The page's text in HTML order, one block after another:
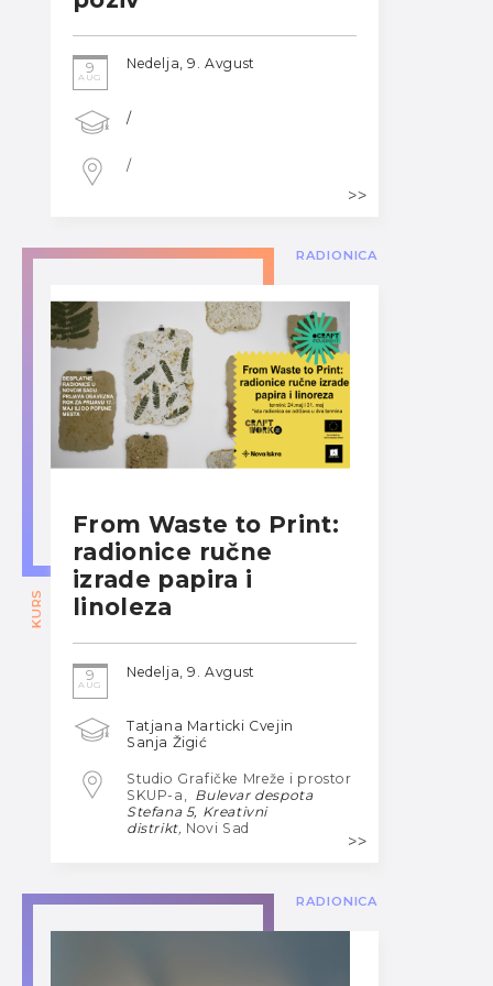
9
AUG
Nedelja, 9. Avgust
/
/
RADIONICA
KURS
From Waste to Print:
radionice ručne
izrade papira i
linoleza
9
AUG
Nedelja, 9. Avgust
Tatjana Marticki Cvejin
Sanja Žigić
Studio Grafičke Mreže i prostor
SKUP-a, Bulevar despota
Stefana 5, Kreativni
distrikt, Novi Sad
RADIONICA